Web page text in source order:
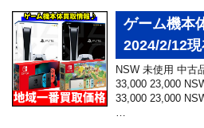
ゲーム機
2024/2/12
NSW 未使用 中
33,000 23,000
33,000 23,000